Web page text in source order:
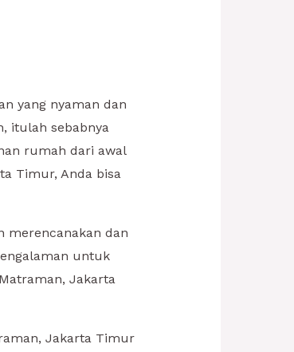
yang nyaman dan
itulah sebabnya
rumah dari awal
Timur, Anda bisa
merencanakan dan
untuk
Jakarta
Jakarta Timur